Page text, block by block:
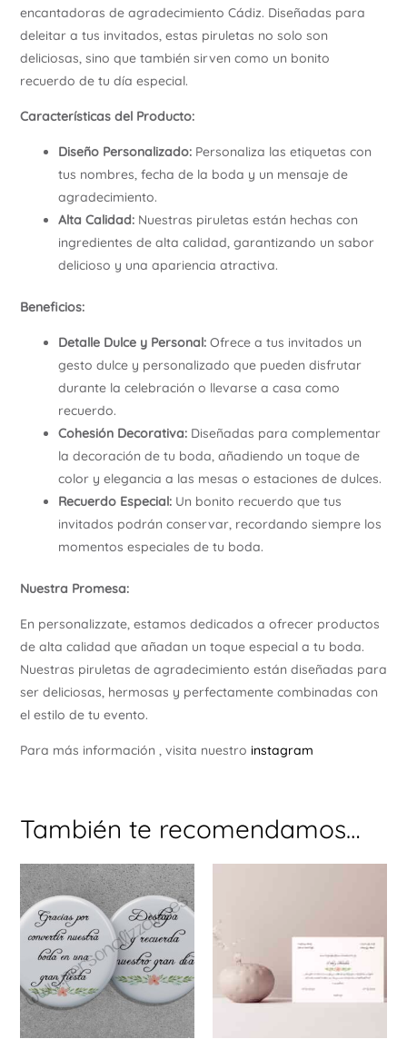
encantadoras de agradecimiento Cádiz. Diseñadas para
deleitar a tus invitados, estas piruletas no solo son
deliciosas, sino que también sirven como un bonito
recuerdo de tu día especial.
Características del Producto:
Diseño Personalizado:Personaliza las etiquetas con
tus nombres, fecha de la boda y un mensaje de
agradecimiento.
Alta Calidad:Nuestras piruletas están hechas con
ingredientes de alta calidad, garantizando un sabor
delicioso y una apariencia atractiva.
Beneficios:
Detalle Dulce y Personal:Ofrece a tus invitados un
gesto dulce y personalizado que pueden disfrutar
durante la celebración o llevarse a casa como
recuerdo.
Cohesión Decorativa:Diseñadas para complementar
la decoración de tu boda, añadiendo un toque de
color y elegancia a las mesas o estaciones de dulces.
Recuerdo Especial:Un bonito recuerdo que tus
invitados podrán conservar, recordando siempre los
momentos especiales de tu boda.
Nuestra Promesa:
En personalizzate, estamos dedicados a ofrecer productos
de alta calidad que añadan un toque especial a tu boda.
Nuestras piruletas de agradecimiento están diseñadas para
ser deliciosas, hermosas y perfectamente combinadas con
el estilo de tu evento.
Para más información , visita nuestro instagram
También te recomendamos…
múltiples
variantes.
Las
opciones
se